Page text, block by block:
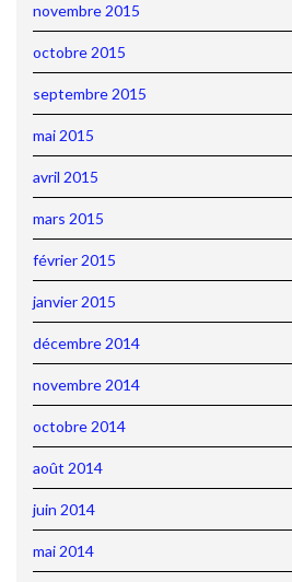
novembre 2015
octobre 2015
septembre 2015
mai 2015
avril 2015
mars 2015
février 2015
janvier 2015
décembre 2014
novembre 2014
octobre 2014
août 2014
juin 2014
mai 2014